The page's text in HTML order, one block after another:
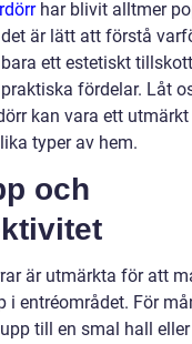
har blivit alltmer
är lätt att förstå
ett estetiskt
fördelar. Låt
kan vara ett
typer av hem.
och
är utmärkta för att
i entréområdet. För
till en smal hall